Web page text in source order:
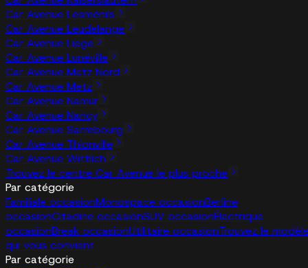
Car Avenue Lesménils
Car Avenue Leudelange
Car Avenue Liege
Car Avenue Lunéville
Car Avenue Metz Nord
Car Avenue Metz
Car Avenue Namur
Car Avenue Nancy
Car Avenue Sarrebourg
Car Avenue Thionville
Car Avenue Wittlich
Trouvez le centre Car Avenue le plus proche
Par catégorie
Familiale occasionMonospace occasionBerline
occasionCitadine occasionSUV occasionÉlectrique
occasionBreak occasionUtilitaire occasionTrouvez le
qui vous convient
Par catégorie